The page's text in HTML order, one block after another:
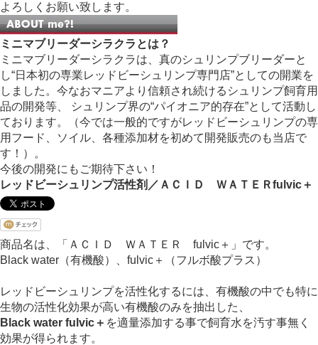
よろしくお願い致します。
ミニマブリーダーシラクラとは？
ミニマブリーダーシラクラは、真のシュリンプブリーダーと
し“日本初の専業レッドビーシュリンプ専門店”としての開業を
しました。今なおマニアより信頼され続けるシュリンプ飼育用
品の開発等、 シュリンプ界の“パイオニア的存在”として活動し
ております。（今では一般的ですがレッドビーシュリンプの専
用フード、ソイル、各種添加材を初めて開発販売のも当店で
す！）。
今後の開発にもご期待下さい！
レッドビーシュリンプ活性剤／ＡＣＩＤ ＷＡＴＥＲfulvic＋
商品名は、「ＡＣＩＤ ＷＡＴＥＲ fulvic＋」です。
Black water（有機酸）、fulvic＋（フルボ酸プラス）
レッドビーシュリンプを活性化するには、有機酸の中でも特に
生物の活性化効果が高い有機酸のみを抽出した、
Black water fulvic＋ を適量添加する事で飼育水を汚す事無く
効果が得られます。